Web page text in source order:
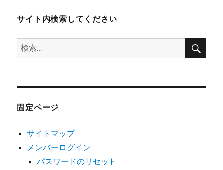
サイト内検索してください
検
索:
検
固定ページ
サイトマップ
メンバーログイン
パスワードのリセット